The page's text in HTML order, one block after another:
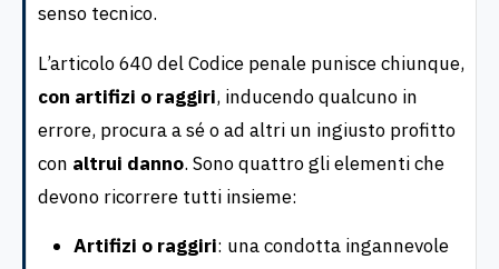
senso tecnico.
L’articolo 640 del Codice penale punisce chiunque,
con artifizi o raggiri, inducendo qualcuno in
errore, procura a sé o ad altri un ingiusto profitto
con altrui danno. Sono quattro gli elementi che
devono ricorrere tutti insieme:
Artifizi o raggiri: una condotta ingannevole